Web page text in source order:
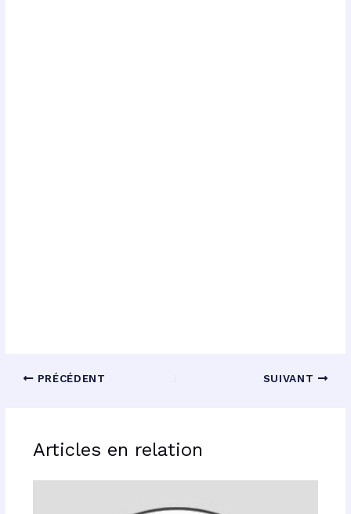
PRÉCÉDENT SUIVANT
Articles en relation